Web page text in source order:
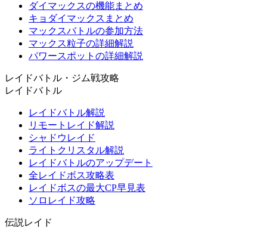
ダイマックスの機能まとめ
キョダイマックスまとめ
マックスバトルの参加方法
マックス粒子の詳細解説
パワースポットの詳細解説
レイドバトル・ジム戦攻略
レイドバトル
レイドバトル解説
リモートレイド解説
シャドウレイド
ライトクリスタル解説
レイドバトルのアップデート
全レイドボス攻略表
レイドボスの最大CP早見表
ソロレイド攻略
伝説レイド